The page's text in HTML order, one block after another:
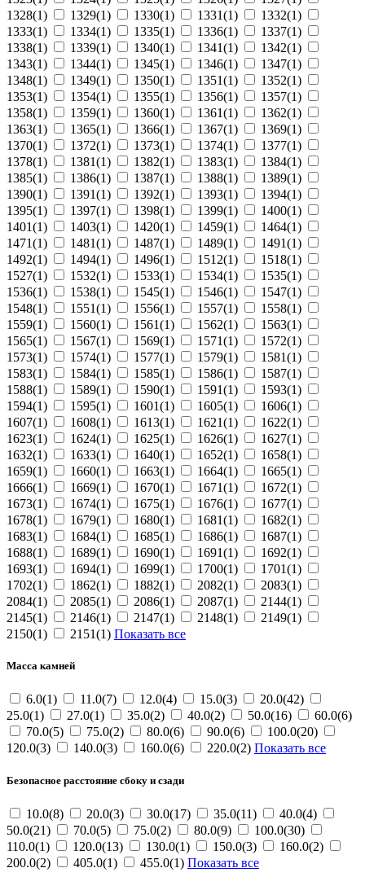
1328(1)
1329(1) 1330(1) 1331(1)
1332(1)
1333(1)
1334(1) 1335(1) 1336(1)
1337(1)
1338(1)
1339(1) 1340(1) 1341(1)
1342(1)
1343(1)
1344(1) 1345(1) 1346(1)
1347(1)
1348(1)
1349(1) 1350(1) 1351(1)
1352(1)
1353(1)
1354(1) 1355(1) 1356(1)
1357(1)
1358(1)
1359(1) 1360(1) 1361(1)
1362(1)
1363(1)
1365(1) 1366(1) 1367(1)
1369(1)
1370(1)
1372(1) 1373(1) 1374(1)
1377(1)
1378(1)
1381(1) 1382(1) 1383(1)
1384(1)
1385(1)
1386(1) 1387(1) 1388(1)
1389(1)
1390(1)
1391(1) 1392(1) 1393(1)
1394(1)
1395(1)
1397(1) 1398(1) 1399(1)
1400(1)
1401(1)
1403(1) 1420(1) 1459(1)
1464(1)
1471(1)
1481(1) 1487(1) 1489(1)
1491(1)
1492(1)
1494(1) 1496(1) 1512(1)
1518(1)
1527(1)
1532(1) 1533(1) 1534(1)
1535(1)
1536(1)
1538(1) 1545(1) 1546(1)
1547(1)
1548(1)
1551(1) 1556(1) 1557(1)
1558(1)
1559(1)
1560(1) 1561(1) 1562(1)
1563(1)
1565(1)
1567(1) 1569(1) 1571(1)
1572(1)
1573(1)
1574(1) 1577(1) 1579(1)
1581(1)
1583(1)
1584(1) 1585(1) 1586(1)
1587(1)
1588(1)
1589(1) 1590(1) 1591(1)
1593(1)
1594(1)
1595(1) 1601(1) 1605(1)
1606(1)
1607(1)
1608(1) 1613(1) 1621(1)
1622(1)
1623(1)
1624(1) 1625(1) 1626(1)
1627(1)
1632(1)
1633(1) 1640(1) 1652(1)
1658(1)
1659(1)
1660(1) 1663(1) 1664(1)
1665(1)
1666(1)
1669(1) 1670(1) 1671(1)
1672(1)
1673(1)
1674(1) 1675(1) 1676(1)
1677(1)
1678(1)
1679(1) 1680(1) 1681(1)
1682(1)
1683(1)
1684(1) 1685(1) 1686(1)
1687(1)
1688(1)
1689(1) 1690(1) 1691(1)
1692(1)
1693(1)
1694(1) 1699(1) 1700(1)
1701(1)
1702(1)
1862(1) 1882(1) 2082(1)
2083(1)
2084(1)
2085(1) 2086(1) 2087(1)
2144(1)
2145(1)
2146(1) 2147(1) 2148(1)
2149(1)
2150(1)
2151(1) Показать все
Масса камней
6.0(1) 11.0(7) 12.0(4) 15.0(3)
20.0(42)
25.0(1)
27.0(1) 35.0(2) 40.0(2) 50.0(16)
60.0(6)
70.0(5)
75.0(2) 80.0(6) 90.0(6)
100.0(20)
120.0(3)
140.0(3) 160.0(6) 220.0(2) Показать все
Безопасное расстояние сбоку и сзади
10.0(8) 20.0(3) 30.0(17) 35.0(11)
40.0(4)
50.0(21)
70.0(5) 75.0(2) 80.0(9)
100.0(30)
110.0(1)
120.0(13) 130.0(1) 150.0(3)
160.0(2)
200.0(2)
405.0(1) 455.0(1) Показать все